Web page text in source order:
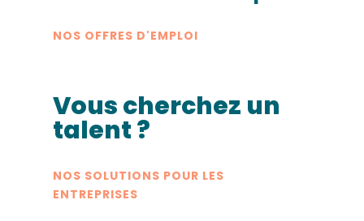
NOS OFFRES D'EMPLOI
Vous cherchez un
talent ?
NOS SOLUTIONS POUR LES
ENTREPRISES